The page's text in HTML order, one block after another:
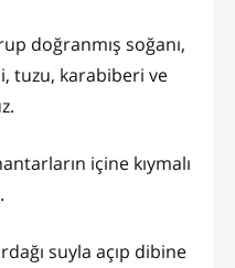
doğranmış soğanı,
tuzu, karabiberi ve
içine kıymalı
suyla açıp dibine